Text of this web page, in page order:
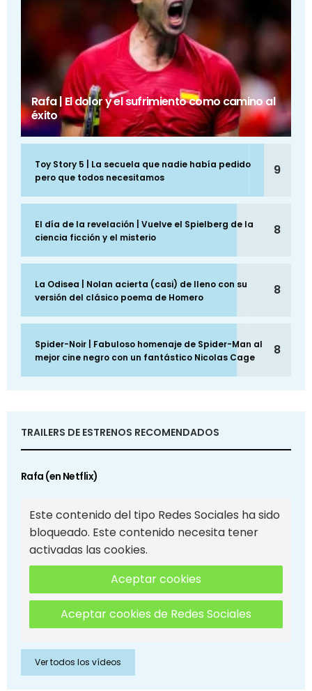
Rafa | El dolor y el sufrimiento como camino al
éxito
Toy Story 5 | La secuela que nadie había pedido
pero que todos necesitamos
9
El día de la revelación | Vuelve el Spielberg de la
ciencia ficción y el misterio
8
La Odisea | Nolan acierta (casi) de lleno con su
versión del clásico poema de Homero
8
Spider-Noir | Fabuloso homenaje de Spider-Man al
mejor cine negro con un fantástico Nicolas Cage
8
TRAILERS DE ESTRENOS RECOMENDADOS
Rafa (en Netflix)
Este contenido del tipo Redes Sociales ha sido
bloqueado. Este contenido necesita tener
activadas las cookies.
Aceptar cookies
Aceptar cookies de Redes Sociales
Ver todos los vídeos